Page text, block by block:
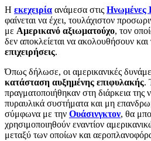
Η εκεχειρία ανάμεσα στις Ηνωμένες
φαίνεται να έχει, τουλάχιστον
με Αμερικανό αξιωματούχο, τον
δεν αποκλείεται να ακολουθήσουν και
επιχειρήσεις.
Όπως δήλωσε, οι αμερικανικές
κατάσταση αυξημένης επιφυλακής.
πραγματοποιήθηκαν στη διάρκεια της
πυραυλικά συστήματα και μη
σύμφωνα με την Ουάσινγκτον, θα
χρησιμοποιηθούν εναντίον
μεταξύ των οποίων και